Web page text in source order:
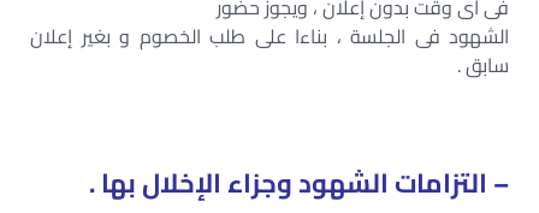
فى أى وقت بدون إعلان ، ويجوز حضور
الشهود فى الجلسة ، بناءا على طلب الخصوم و بغير إعلان
سابق .
– التزامات الشهود وجزاء الإخلال بها .